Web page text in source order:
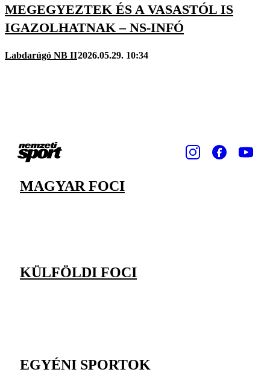
MEGEGYEZTEK ÉS A VASASTÓL IS
IGAZOLHATNAK – NS-INFÓ
Labdarúgó NB II2026.05.29. 10:34
MAGYAR FOCI
KÜLFÖLDI FOCI
EGYÉNI SPORTOK